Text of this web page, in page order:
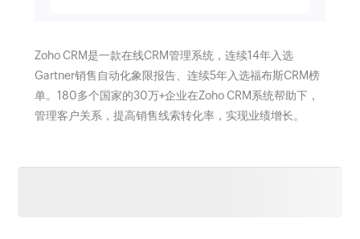
Zoho CRM是一款在线CRM管理系统，连续14年入选
Gartner销售自动化象限报告、连续5年入选福布斯CRM榜
单。180多个国家的30万+企业在Zoho CRM系统帮助下，
管理客户关系，提高销售线索转化率，实现业绩增长。